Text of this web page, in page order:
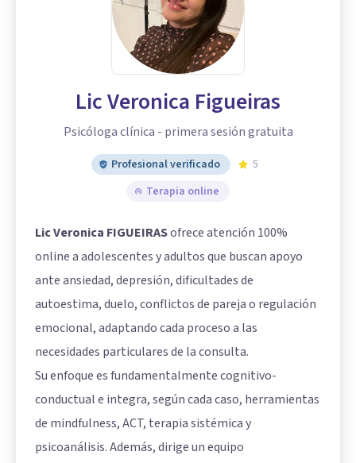
Lic Veronica Figueiras
Psicóloga clínica - primera sesión gratuita
Profesional verificado
5
Terapia online
Lic Veronica FIGUEIRASofrece atención 100%
online a adolescentes y adultos que buscan apoyo
ante ansiedad, depresión, dificultades de
autoestima, duelo, conflictos de pareja o regulación
emocional, adaptando cada proceso a las
necesidades particulares de la consulta.
Su enfoque es fundamentalmente cognitivo-
conductual e integra, según cada caso, herramientas
de mindfulness, ACT, terapia sistémica y
psicoanálisis. Además, dirige un equipo